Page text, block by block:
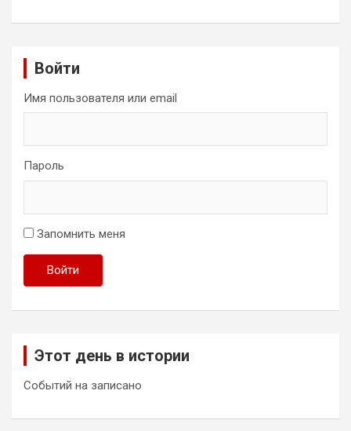
Войти
Имя пользователя или email
Пароль
Запомнить меня
Войти
Этот день в истории
Событий на записано